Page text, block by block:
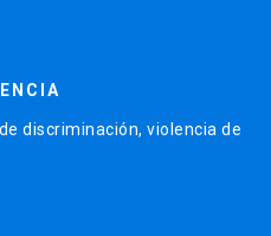
discriminación, violencia de